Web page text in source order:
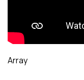
Array